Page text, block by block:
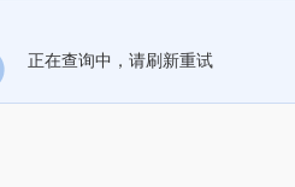
正在查询中，请刷新重试